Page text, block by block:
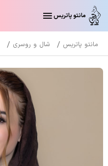
مانتو پاتریس
مانتو پاتریس شال و روسری